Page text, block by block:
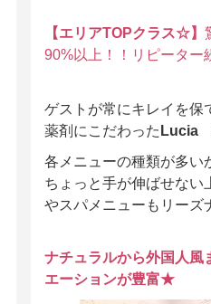
【エリアTOPクラス☆】
90%以上！！リピーター
ゲストが常にキレイを保
薬剤にこだわった Lucia
各メニューの種類が多い
ちょっと手が伸ばせない
やスパメニューもリーズ
ナチュラルから外国人風
エーションが豊富★